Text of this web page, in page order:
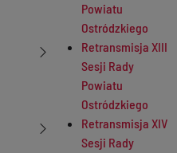
Powiatu
Ostródzkiego
Retransmisja XIII
Sesji Rady
Powiatu
Ostródzkiego
Retransmisja XIV
Sesji Rady